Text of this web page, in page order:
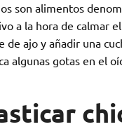
son alimentos
a la hora de calmar
de ajo y añadir una
algunas gotas en el